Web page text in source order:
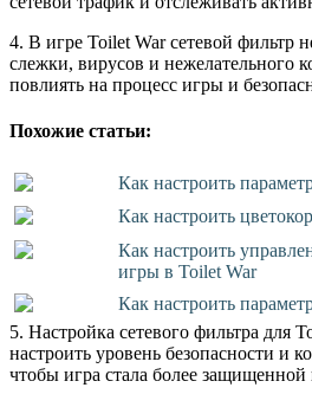
4. В игре Toilet War сетевой фильтр
слежки, вирусов и нежелательного
повлиять на процесс игры и
Похожие статьи:
Как настроить
Как настроить
Как настроить
игры в Toilet War
Как настроить
5. Настройка сетевого фильтра для
настроить уровень безопасности и
чтобы игра стала более защищенной